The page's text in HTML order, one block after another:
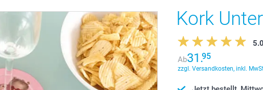
Kork
Ab31.95
zzgl. Versandkosten, inkl.